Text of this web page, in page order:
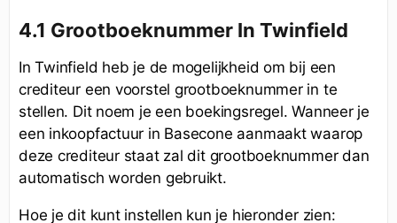
4.1 Grootboeknummer In Twinfield
In Twinfield heb je de mogelijkheid om bij een
crediteur een voorstel grootboeknummer in te
stellen. Dit noem je een boekingsregel. Wanneer je
een inkoopfactuur in Basecone aanmaakt waarop
deze crediteur staat zal dit grootboeknummer dan
automatisch worden gebruikt.
Hoe je dit kunt instellen kun je hieronder zien: